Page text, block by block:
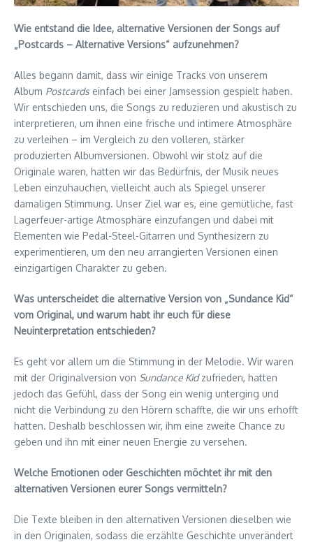
Wie entstand die Idee, alternative Versionen der Songs auf
„Postcards – Alternative Versions“ aufzunehmen?
Alles begann damit, dass wir einige Tracks von unserem
Album Postcards einfach bei einer Jamsession gespielt haben.
Wir entschieden uns, die Songs zu reduzieren und akustisch zu
interpretieren, um ihnen eine frische und intimere Atmosphäre
zu verleihen – im Vergleich zu den volleren, stärker
produzierten Albumversionen. Obwohl wir stolz auf die
Originale waren, hatten wir das Bedürfnis, der Musik neues
Leben einzuhauchen, vielleicht auch als Spiegel unserer
damaligen Stimmung. Unser Ziel war es, eine gemütliche, fast
Lagerfeuer-artige Atmosphäre einzufangen und dabei mit
Elementen wie Pedal-Steel-Gitarren und Synthesizern zu
experimentieren, um den neu arrangierten Versionen einen
einzigartigen Charakter zu geben.
Was unterscheidet die alternative Version von „Sundance Kid“
vom Original, und warum habt ihr euch für diese
Neuinterpretation entschieden?
Es geht vor allem um die Stimmung in der Melodie. Wir waren
mit der Originalversion von Sundance Kidzufrieden, hatten
jedoch das Gefühl, dass der Song ein wenig unterging und
nicht die Verbindung zu den Hörern schaffte, die wir uns erhofft
hatten. Deshalb beschlossen wir, ihm eine zweite Chance zu
geben und ihn mit einer neuen Energie zu versehen.
Welche Emotionen oder Geschichten möchtet ihr mit den
alternativen Versionen eurer Songs vermitteln?
Die Texte bleiben in den alternativen Versionen dieselben wie
in den Originalen, sodass die erzählte Geschichte unverändert